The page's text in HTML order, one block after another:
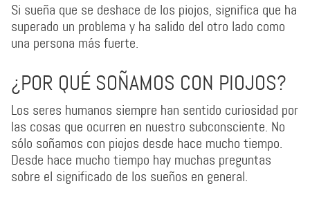
Si sueña que se deshace de los piojos, significa que ha
superado un problema y ha salido del otro lado como
una persona más fuerte.
¿POR QUÉ SOÑAMOS CON PIOJOS?
Los seres humanos siempre han sentido curiosidad por
las cosas que ocurren en nuestro subconsciente. No
sólo soñamos con piojos desde hace mucho tiempo.
Desde hace mucho tiempo hay muchas preguntas
sobre el significado de los sueños en general.